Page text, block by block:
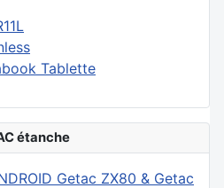
Tablette
étanche
Getac ZX80 & Getac